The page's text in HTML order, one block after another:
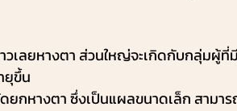
เลยหางตา ส่วนใหญ่จะเกิดกับกลุ่มผู้ที่
ยุขึ้น
ยกหางตา ซึ่งเป็นแผลขนาดเล็ก สามาร